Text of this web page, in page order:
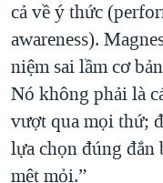
cả về ý thức
awareness).
niệm sai lầm cơ
Nó không phải là
vượt qua mọi thứ;
lựa chọn đúng đắn
mệt mỏi.”